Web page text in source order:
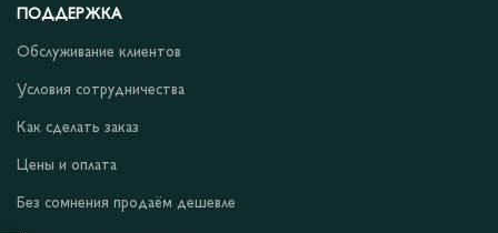
ПОДДЕРЖКА
Обслуживание клиентов
Условия сотрудничества
Как сделать заказ
Цены и оплата
Без сомнения продаём дешевле